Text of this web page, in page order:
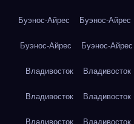
Буэнос-Айрес Буэнос-Айрес
Буэнос-Айрес Буэнос-Айрес
Владивосток Владивосток
Владивосток Владивосток
Владивосток Владивосток